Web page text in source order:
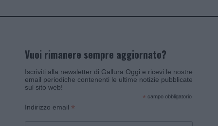
Vuoi rimanere sempre aggiornato?
Iscriviti alla newsletter di Gallura Oggi e ricevi le nostre
email periodiche contenenti le ultime notizie pubblicate
sul sito web!
* campo obbligatorio
Indirizzo email *